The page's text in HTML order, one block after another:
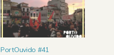
PortOuvido #41